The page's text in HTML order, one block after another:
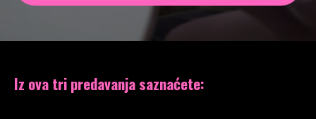
Iz ova tri predavanja saznaćete: